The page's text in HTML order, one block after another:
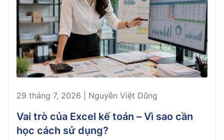
29 tháng 7, 2026 | Nguyễn Việt Dũng
Vai trò của Excel kế toán – Vì sao cần
học cách sử dụng?